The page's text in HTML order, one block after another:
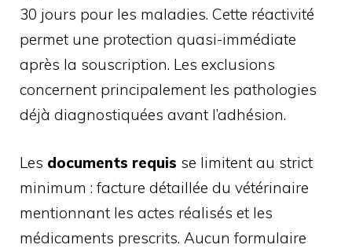
30 jours pour les maladies. Cette réactivité
permet une protection quasi-immédiate
après la souscription. Les exclusions
concernent principalement les pathologies
déjà diagnostiquées avant l’adhésion.
Les documents requis se limitent au strict
minimum : facture détaillée du vétérinaire
mentionnant les actes réalisés et les
médicaments prescrits. Aucun formulaire